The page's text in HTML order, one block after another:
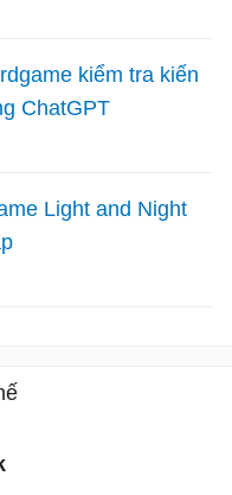
kiểm tra kiến
ChatGPT
Light and Night